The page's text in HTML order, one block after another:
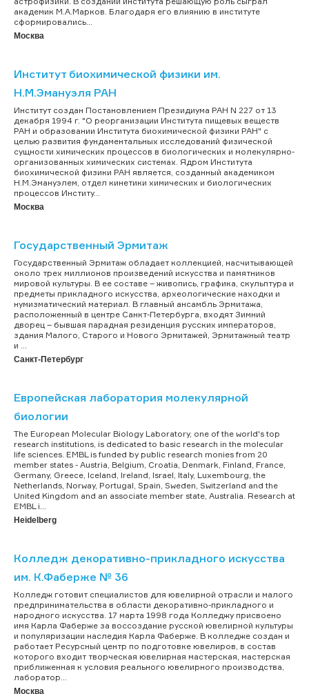
академик М.А.Марков. Благодаря его влиянию в институте
сформировались...
Москва
Институт биохимической физики им.
Н.М.Эмануэля РАН
Институт создан Постановлением Президиума РАН N 227 от 13
декабря 1994 г. "О реорганизации Института пищевых веществ
РАН и образовании Института биохимической физики РАН" с
целью развития фундаментальных исследований физической
сущности химических процессов в биологических и молекулярно-
организованных химических системах. Ядром Института
биохимической физики РАН является, созданный академиком
Н.М.Эмануэлем, отдел кинетики химических и биологических
процессов Институ...
Москва
Государственный Эрмитаж
Государственный Эрмитаж обладает коллекцией, насчитывающей
около трех миллионов произведений искусства и памятников
мировой культуры. В ее составе – живопись, графика, скульптура и
предметы прикладного искусства, археологические находки и
нумизматический материал. В главный ансамбль Эрмитажа,
расположенный в центре Санкт-Петербурга, входят Зимний
дворец – бывшая парадная резиденция русских императоров,
здания Малого, Старого и Нового Эрмитажей, Эрмитажный театр
и ...
Санкт-Петербург
Европейская лаборатория молекулярной
биологии
The European Molecular Biology Laboratory, one of the world's top
research institutions, is dedicated to basic research in the molecular
life sciences. EMBL is funded by public research monies from 20
member states - Austria, Belgium, Croatia, Denmark, Finland, France,
Germany, Greece, Iceland, Ireland, Israel, Italy, Luxembourg, the
Netherlands, Norway, Portugal, Spain, Sweden, Switzerland and the
United Kingdom and an associate member state, Australia. Research at
EMBL i...
Heidelberg
Колледж декоративно-прикладного искусства
им. К.Фаберже № 36
Колледж готовит специалистов для ювелирной отрасли и малого
предпринимательства в области декоративно-прикладного и
народного искусства. 17 марта 1998 года Колледжу присвоено
имя Карла Фаберже за воссоздание русской ювелирной культуры
и популяризации наследия Карла Фаберже. В колледже создан и
работает Ресурсный центр по подготовке ювелиров, в состав
которого входит творческая ювелирная мастерская, мастерская
приближенная к условия реального ювелирного производства,
лаборатор...
Москва